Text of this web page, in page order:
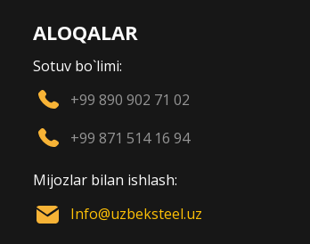
ALOQALAR
Sotuv bo`limi:
+99 890 902 71 02
+99 871 514 16 94
Mijozlar bilan ishlash:
Info@uzbeksteel.uz